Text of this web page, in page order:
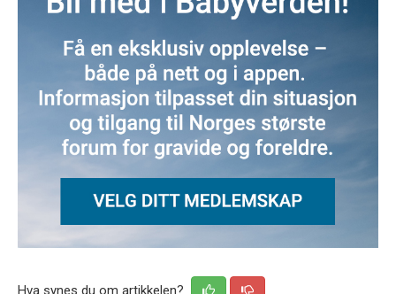
Hva synes du om artikkelen?